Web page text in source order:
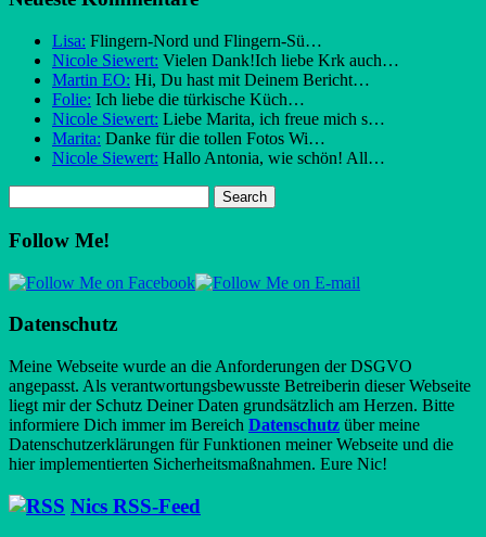
Lisa: Flingern-Nord und Flingern-Sü…
Nicole Siewert: Vielen Dank!Ich liebe Krk auch…
Martin EO: Hi, Du hast mit Deinem Bericht…
Folie: Ich liebe die türkische Küch…
Nicole Siewert: Liebe Marita, ich freue mich s…
Marita: Danke für die tollen Fotos Wi…
Nicole Siewert: Hallo Antonia, wie schön! All…
Follow Me!
Datenschutz
Meine Webseite wurde an die Anforderungen der DSGVO
angepasst. Als verantwortungsbewusste Betreiberin dieser Webseite
liegt mir der Schutz Deiner Daten grundsätzlich am Herzen. Bitte
informiere Dich immer im Bereich Datenschutz über meine
Datenschutzerklärungen für Funktionen meiner Webseite und die
hier implementierten Sicherheitsmaßnahmen. Eure Nic!
Nics RSS-Feed